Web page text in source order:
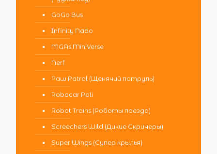
GoGo Bus
Infinity Nado
MGAs MiniVerse
Nerf
Paw Patrol (Щенячий патруль)
Robocar Poli
Robot Trains (Роботы поезда)
Screechers Wild (Дикие Скричеры)
Super Wings (Супер крылья)